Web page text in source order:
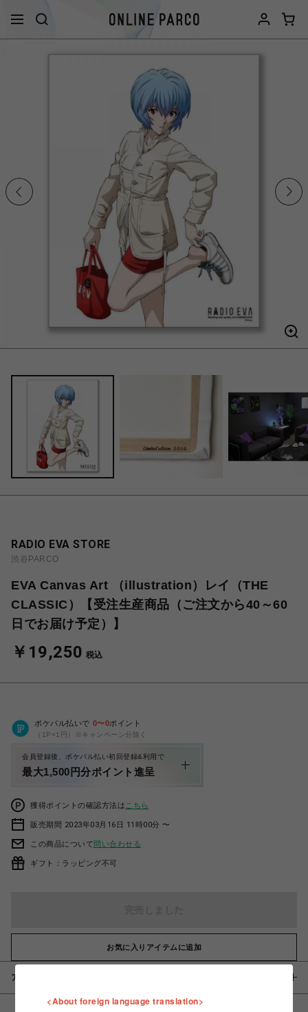
RADIO EVA STORE
渋谷PARCO
EVA Canvas Art （illustration）レイ（THE
CLASSIC）【受注生産商品（ご注文から40～60
日でお届け予定）】
￥19,250 税込
ポケパル払いで 0〜0ポイント
（1P=1円）※キャンペーン分除く
会員登録後、ポケパル払い初回登録&利用で
最大1,500円分ポイント進呈
獲得ポイントの確認方法は こちら
販売期間 2023年03月16日 11時00分 〜
この商品について問い合わせる
ギフト：ラッピング不可
お気に入りアイテムに追加
アイテム説明 / 素材
<About foreign language translation>